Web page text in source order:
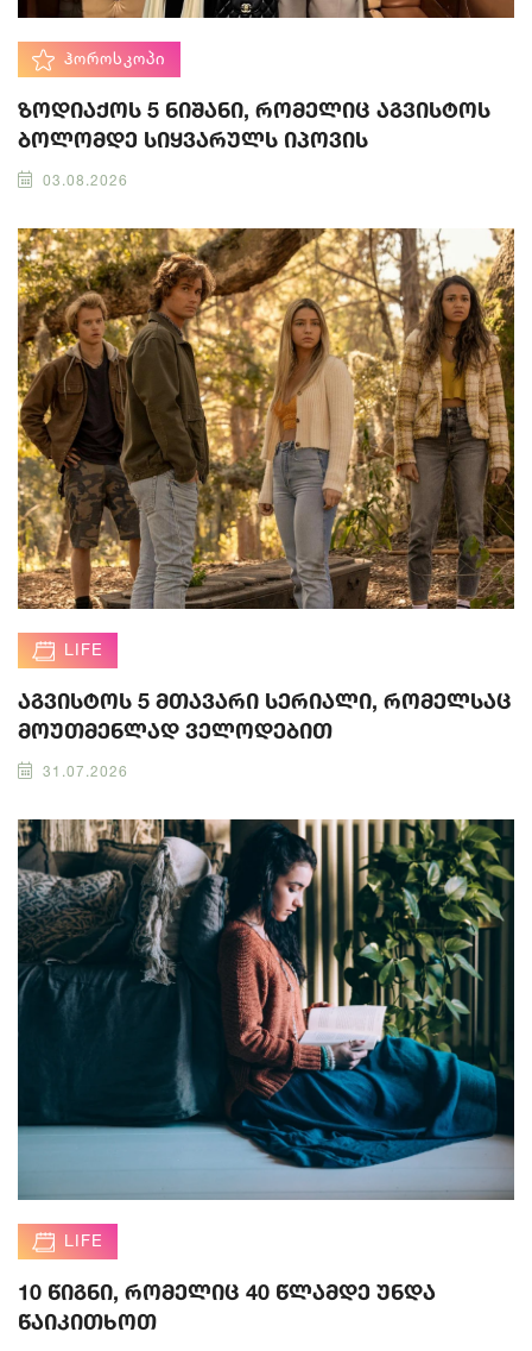
ᲰᲝᲠᲝᲡᲙᲝᲞᲘ
ზოდიაქოს 5 ნიშანი, რომელიც აგვისტოს
ბოლომდე სიყვარულს იპოვის
03.08.2026
LIFE
აგვისტოს 5 მთავარი სერიალი, რომელსაც
მოუთმენლად ველოდებით
31.07.2026
LIFE
10 წიგნი, რომელიც 40 წლამდე უნდა
წაიკითხოთ